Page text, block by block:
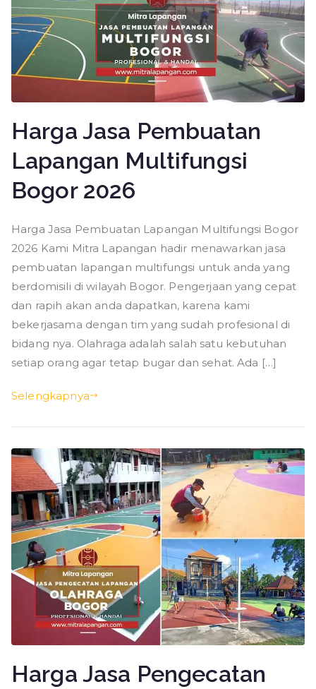
Harga Jasa Pembuatan
Lapangan Multifungsi
Bogor 2026
Harga Jasa Pembuatan Lapangan Multifungsi Bogor
2026 Kami Mitra Lapangan hadir menawarkan jasa
pembuatan lapangan multifungsi untuk anda yang
berdomisili di wilayah Bogor. Pengerjaan yang cepat
dan rapih akan anda dapatkan, karena kami
bekerjasama dengan tim yang sudah profesional di
bidang nya. Olahraga adalah salah satu kebutuhan
setiap orang agar tetap bugar dan sehat. Ada […]
Selengkapnya
Harga Jasa Pengecatan